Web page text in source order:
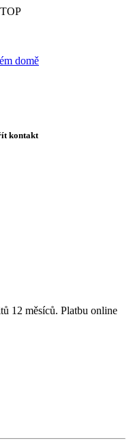
TOP
domě
kontakt
12 měsíců. Platbu online